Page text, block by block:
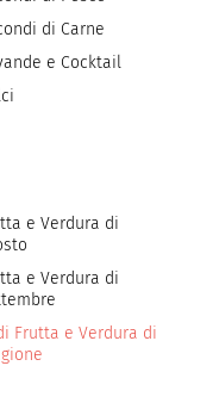
di Carne
e Cocktail
e Verdura di
e Verdura di
Frutta e Verdura di